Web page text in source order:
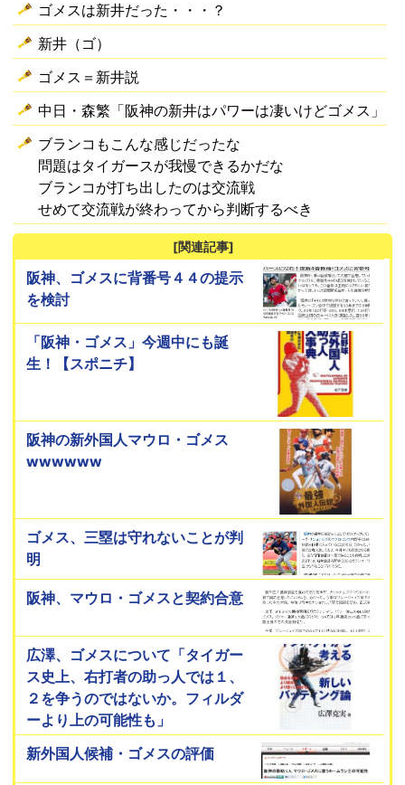
ゴメスは新井だった・・・？
新井（ゴ）
ゴメス＝新井説
中日・森繁「阪神の新井はパワーは凄いけどゴメス」
ブランコもこんな感じだったな
問題はタイガースが我慢できるかだな
ブランコが打ち出したのは交流戦
せめて交流戦が終わってから判断するべき
[関連記事]
阪神、ゴメスに背番号４４の提示
を検討
「阪神・ゴメス」今週中にも誕
生！【スポニチ】
阪神の新外国人マウロ・ゴメス
wwwwww
ゴメス、三塁は守れないことが判
明
阪神、マウロ・ゴメスと契約合意
広澤、ゴメスについて「タイガー
ス史上、右打者の助っ人では１、
２を争うのではないか。フィルダ
ーより上の可能性も」
新外国人候補・ゴメスの評価